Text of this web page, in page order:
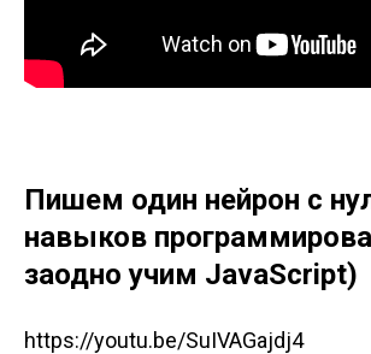
Пишем один нейрон с
навыков
заодно учим JavaScript)
https://youtu.be/SuIVAGajdj4